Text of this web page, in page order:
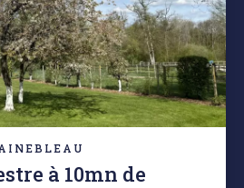
à 10mn de